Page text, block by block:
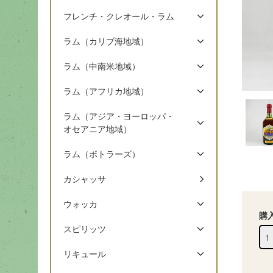
購
フレンチ・クレオール・ラム
ラム（カリブ海地域）
ラム（中南米地域）
ラム（アフリカ地域）
ラム（アジア・ヨーロッパ・
オセアニア地域）
ラム（ボトラーズ）
カシャッサ
ウォッカ
スピリッツ
リキュール